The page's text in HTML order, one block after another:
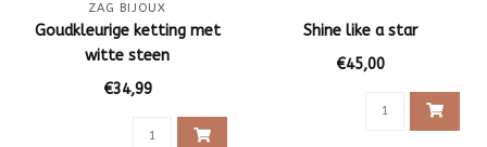
ZAG BIJOUX
Goudkleurige ketting met
witte steen
€34,99
Shine like a star
€45,00